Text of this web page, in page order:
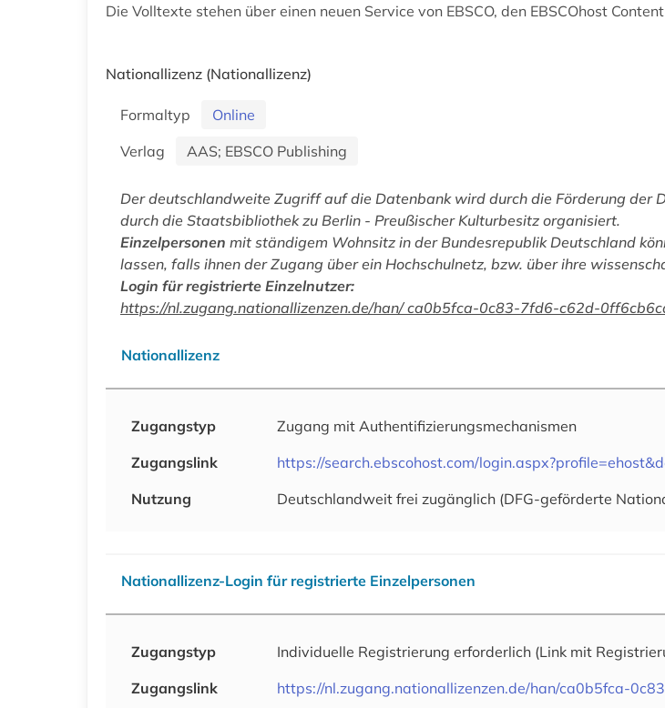
Die Volltexte stehen über einen neuen Service von EBSCO, den EBSCOhost
Nationallizenz (Nationallizenz)
Formaltyp
Online
Verlag
AAS; EBSCO Publishing
Der deutschlandweite Zugriff auf die Datenbank wird durch die Förderung der
durch die Staatsbibliothek zu Berlin - Preußischer Kulturbesitz organisiert.
Einzelpersonen mit ständigem Wohnsitz in der Bundesrepublik Deutschland
lassen, falls ihnen der Zugang über ein Hochschulnetz, bzw. über ihre
Login für registrierte Einzelnutzer:
https://nl.zugang.nationallizenzen.de/han/ ca0b5fca-0c83-7fd6-c62d-
Nationallizenz
Zugangstyp
Zugang mit Authentifizierungsmechanismen
Zugangslink
https://search.ebscohost.com/
Nutzung
Deutschlandweit frei zugänglich (DFG-geförderte
Nationallizenz-Login für registrierte Einzelpersonen
Zugangstyp Individuelle Registrierung erforderlich (Link mit
Zugangslink
https://nl.zugang.nationallizenzen.de/han/ca0b5fca-